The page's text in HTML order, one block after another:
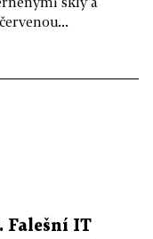
Falešní IT